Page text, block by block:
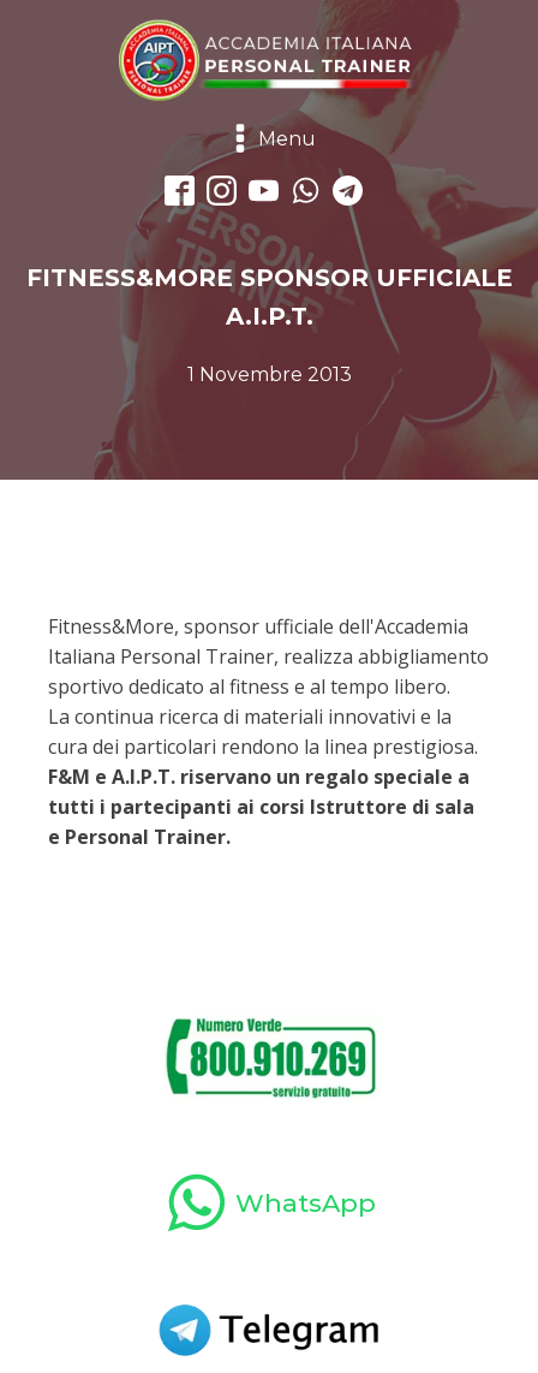
Menu
FITNESS&MORE SPONSOR UFFICIALE
A.I.P.T.
1 Novembre 2013
Fitness&More, sponsor ufficiale dell'Accademia
Italiana Personal Trainer, realizza abbigliamento
sportivo dedicato al fitness e al tempo libero.
La continua ricerca di materiali innovativi e la
cura dei particolari rendono la linea prestigiosa.
F&M e A.I.P.T. riservano un regalo speciale a
tutti i partecipanti ai corsi Istruttore di sala
e Personal Trainer.
WhatsApp